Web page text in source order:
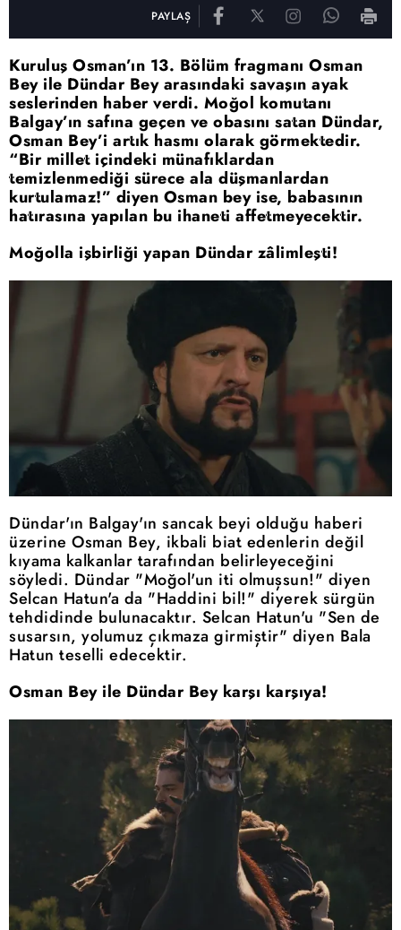
PAYLAŞ
Kuruluş Osman’ın 13. Bölüm fragmanı Osman
Bey ile Dündar Bey arasındaki savaşın ayak
seslerinden haber verdi. Moğol komutanı
Balgay’ın safına geçen ve obasını satan Dündar,
Osman Bey’i artık hasmı olarak görmektedir.
“Bir millet içindeki münafıklardan
temizlenmediği sürece ala düşmanlardan
kurtulamaz!” diyen Osman bey ise, babasının
hatırasına yapılan bu ihaneti affetmeyecektir.
Moğolla işbirliği yapan Dündar zâlimleşti!
Dündar'ın Balgay'ın sancak beyi olduğu haberi
üzerine Osman Bey, ikbali biat edenlerin değil
kıyama kalkanlar tarafından belirleyeceğini
söyledi. Dündar "Moğol'un iti olmuşsun!" diyen
Selcan Hatun'a da "Haddini bil!" diyerek sürgün
tehdidinde bulunacaktır. Selcan Hatun'u "Sen de
susarsın, yolumuz çıkmaza girmiştir" diyen Bala
Hatun teselli edecektir.
Osman Bey ile Dündar Bey karşı karşıya!